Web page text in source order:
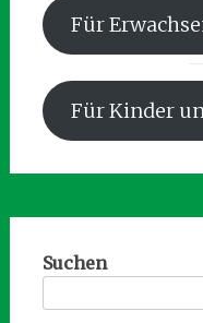
Für
Für Kinder
Suchen